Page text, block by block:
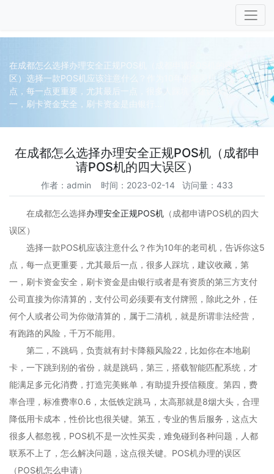
在成都怎么选择办理安全正规POS机（成都申请POS机的四大误
区）选择一款POS机应该注意什么？作为10年的老司机，告诉你这5
点，每一点更重要，尤其最后一点，很多人踩坑，建议收藏，第
一，刷卡资金安全，刷卡资金是由银行...
在成都怎么选择办理安全正规POS机（成都申
请POS机的四大误区）
作者：admin 时间：2023-02-14 访问量：433
在成都怎么选择办理安全正规POS机 （成都申请POS机的四大
误区）
选择一款POS机应该注意什么？作为10年的老司机，告诉你这5
点，每一点更重要，尤其最后一点，很多人踩坑，建议收藏，第
一，刷卡资金安全，刷卡资金是由银行或者是有资质的第三方支付
公司直接为你清算的，支付公司必须要有支付牌照，除此之外，任
何个人或者公司为你做清算的，属于二清机，就是所谓非法经营，
有跑路的风险，千万不能用。
第二，不跳码，负责就有封卡降额风险22，比如你在本地刷
卡，一下跳到别的省份，就是跳码，第三，搭载智能匹配系统，才
能满足多元化消费，打造完美账单，有助提升授信额度。第四，费
率合理，标准费率0.6，太低铁定跳马，太高那就是8烟大头，合理
降低用卡成本，性价比也很关键。第五，专业的售后服务，这点大
很多人都忽视，POS机不是一次性买卖，难免碰到各种问题，人都
联系不上了，怎么解决问题，这点很关键。POS机办理的误区
（POS机怎么申请）